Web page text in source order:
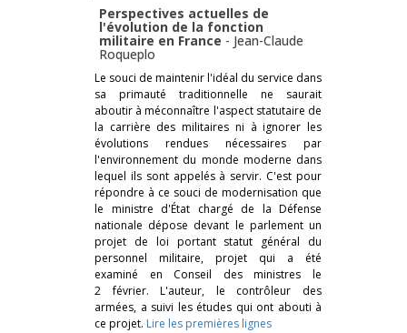
Perspectives actuelles de
l'évolution de la fonction
militaire en France - Jean-Claude
Roqueplo
Le souci de maintenir l'idéal du service dans
sa primauté traditionnelle ne saurait
aboutir à méconnaître l'aspect statutaire de
la carrière des militaires ni à ignorer les
évolutions rendues nécessaires par
l'environnement du monde moderne dans
lequel ils sont appelés à servir. C'est pour
répondre à ce souci de modernisation que
le ministre d'État chargé de la Défense
nationale dépose devant le parlement un
projet de loi portant statut général du
personnel militaire, projet qui a été
examiné en Conseil des ministres le
2 février. L'auteur, le contrôleur des
armées, a suivi les études qui ont abouti à
ce projet. Lire les premières lignes